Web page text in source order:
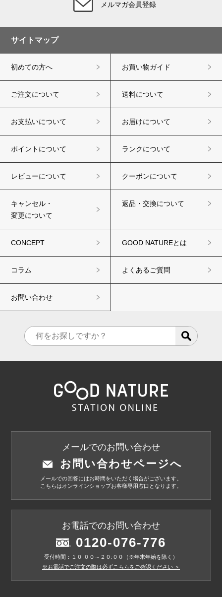
メルマガ会員登録
サイトマップ
初めての方へ お買い物ガイド
ご注文について 送料について
お支払いについて お届けについて
ポイントについて ランクについて
レビューについて クーポンについて
キャンセル・
変更について
返品・交換について
CONCEPT GOOD NATUREとは
コラム よくあるご質問
お問い合わせ
メールでのお問い合わせ
お問い合わせページへ
メールでの回答にはお時間をいただく場合がございます。
こちらはオンラインショップお客様専用窓口となります。
お電話でのお問い合わせ
0120-076-776
受付時間：１０:００～２０:００（※年末年始を除く）
※お電話でご注文の際は必ずこちらをご確認ください ＞